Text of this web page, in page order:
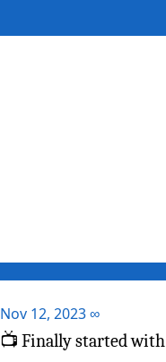
Nov 12, 2023∞
📺 Finally started with